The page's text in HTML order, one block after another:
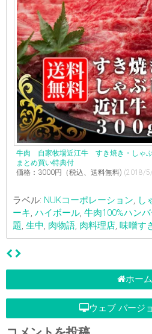
牛肉 自家牧場近江牛 すき焼き・しゃ
まとめ買い特典付
価格：3000円（税込、送料無料) (2018/
ラベル: NUKコーポレーション, し
ーキ, ハイボール, 牛肉100%ハン
題, 生中, 肉物語, 肉料理店, 味噌す
ホーム
ウェブ バージ